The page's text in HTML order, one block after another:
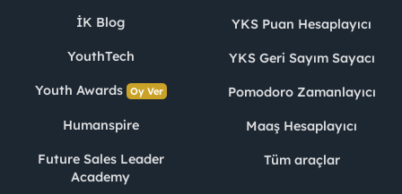
İK Blog
YouthTech
Youth Awards Oy Ver
Humanspire
Future Sales Leader
Academy
YKS Puan Hesaplayıcı
YKS Geri Sayım Sayacı
Pomodoro Zamanlayıcı
Maaş Hesaplayıcı
Tüm araçlar